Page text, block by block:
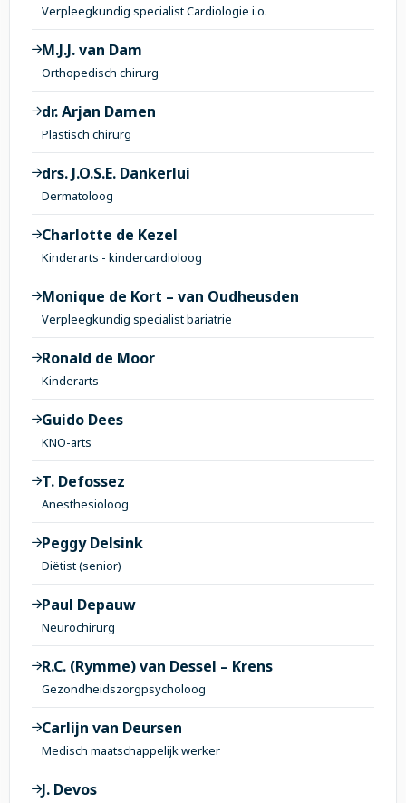
Verpleegkundig specialist Cardiologie i.o.
M.J.J. van Dam
Orthopedisch chirurg
dr. Arjan Damen
Plastisch chirurg
drs. J.O.S.E. Dankerlui
Dermatoloog
Charlotte de Kezel
Kinderarts - kindercardioloog
Monique de Kort – van Oudheusden
Verpleegkundig specialist bariatrie
Ronald de Moor
Kinderarts
Guido Dees
KNO-arts
T. Defossez
Anesthesioloog
Peggy Delsink
Diëtist (senior)
Paul Depauw
Neurochirurg
R.C. (Rymme) van Dessel – Krens
Gezondheidszorgpsycholoog
Carlijn van Deursen
Medisch maatschappelijk werker
J. Devos